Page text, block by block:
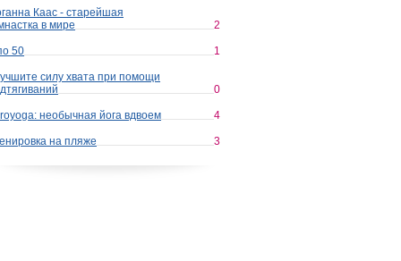
Каас - старейшая
в мире
2
50 1
силу хвата при помощи
0
необычная йога вдвоем 4
на пляже 3